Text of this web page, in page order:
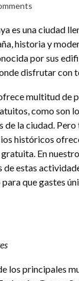
es una ciudad
historia y
por sus
disfrutar con
multitud de
como son
de la ciudad.
históricos
En
de estas
que gastes
los principales